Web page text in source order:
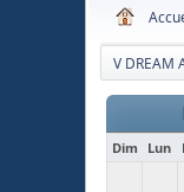
V DREAM
Dim Lun